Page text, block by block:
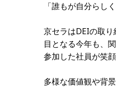
「誰もが自分らし
京セラはDEIの取
目となる今年も、
参加した社員が笑
多様な価値観や背